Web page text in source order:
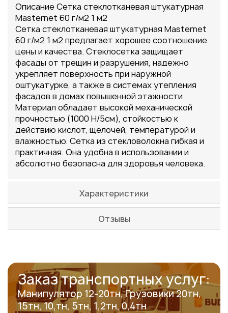
Описание Сетка стеклотканевая штукатурная
Masternet 60 г/м2 1 м2
Сетка стеклотканевая штукатурная Masternet
60 г/м2 1 м2 предлагает хорошее соотношение
цены и качества. Стеклосетка защищает
фасады от трещин и разрушения, надежно
укрепляет поверхность при наружной
оштукатурке, а также в системах утепления
фасадов в домах повышенной этажности.
Материал обладает высокой механической
прочностью (1000 Н/5см), стойкостью к
действию кислот, щелочей, температурой и
влажностью. Сетка из стекловолокна гибкая и
практичная. Она удобна в использовании и
абсолютно безопасна для здоровья человека.
Характеристики
Отзывы
Заказ транспортных услуг:
Манипулятор 12-20тн, Грузовики 20тн,
15тн, 10,тн, 5тн, 1,2тн, 0,4тн